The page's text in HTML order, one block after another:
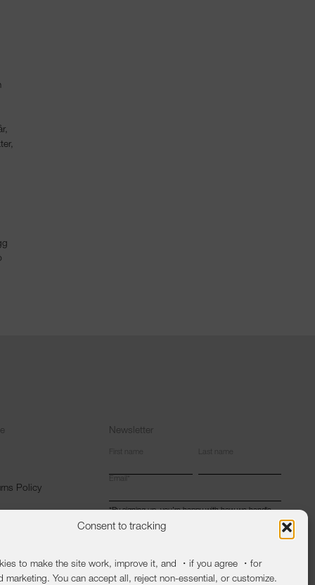
Consent to tracking
to make the site work, improve it, and ・if you agree ・for
marketing. You can accept all, reject non-essential, or customize.
Policy
Newsletter
First name Last name
Email
*By signing up, you’re happy with how we handle
your info for now..